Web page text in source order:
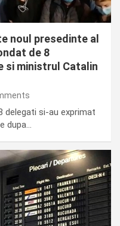
noul presedinte al
de 8
si ministrul Catalin
delegati si-au exprimat
dupa…